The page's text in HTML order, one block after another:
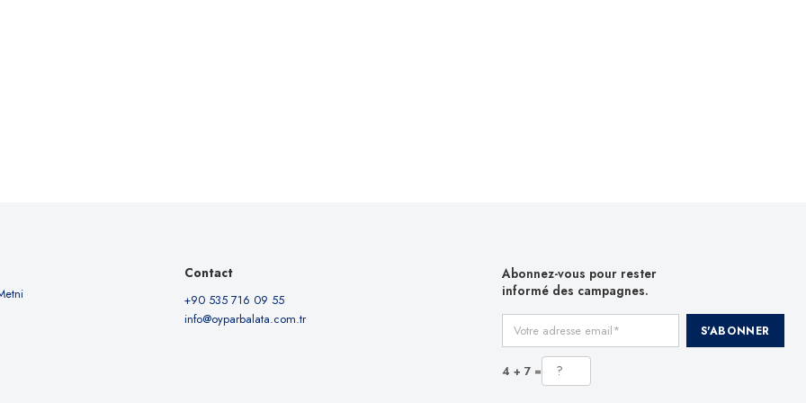
Contact
+90 535 716 09 55
info@oyparbalata.com.tr
Abonnez-vous pour rester
informé des campagnes.
Votre adresse email S'ABONNER
4 + 7 =